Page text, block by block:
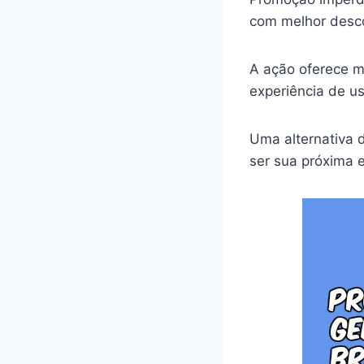
com melhor
A ação oferece
experiência de
Uma alternativa
ser sua próxima